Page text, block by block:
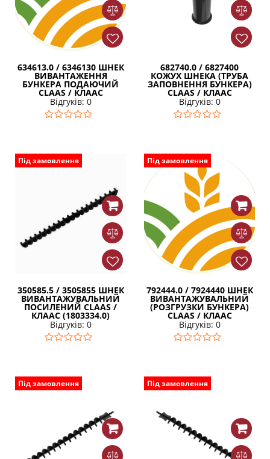
634613.0 / 6346130 ШНЕК
ВИВАНТАЖЕННЯ
БУНКЕРА ПОДАЮЧИЙ
CLAAS / КЛААС
Відгуків: 0
682740.0 / 6827400
КОЖУХ ШНЕКА (ТРУБА
ЗАПОВНЕННЯ БУНКЕРА)
CLAAS / КЛААС
Відгуків: 0
Під замовлення
350585.5 / 3505855 ШНЕК
ВИВАНТАЖУВАЛЬНИЙ
ПОСИЛЕНИЙ CLAAS /
КЛААС (1803334.0)
Відгуків: 0
Під замовлення
792444.0 / 7924440 ШНЕК
ВИВАНТАЖУВАЛЬНИЙ
(РОЗГРУЗКИ БУНКЕРА)
CLAAS / КЛААС
Відгуків: 0
Під замовлення Під замовлення